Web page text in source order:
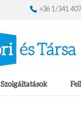
+36 1/341
Szolgáltatások